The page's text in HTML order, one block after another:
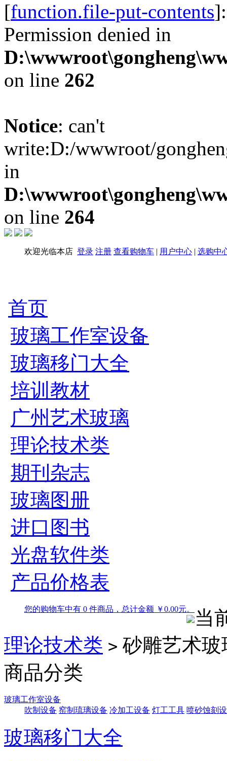
[function.file-put-contents
Permission denied in
on line 262
Notice: can't
write:D:/wwwroot/
in
on line 264
欢迎光临本店 登录 注册 查看购物车 | 用户中心 | 选购中
首页
玻璃工作室设备
玻璃移门大全
培训教材
广州艺术玻璃
理论技术类
期刊杂志
玻璃图册
进口图书
光盘软件类
产品价格表
您的购物车中有 0 件商品，总计金额 ￥0.00元。
当
理论技术类 > 砂雕艺术玻
商品分类
玻璃工作室设备
吹制设备 窑制琉璃设备 冷加工设备 灯工工具 喷砂蚀刻
玻璃移门大全